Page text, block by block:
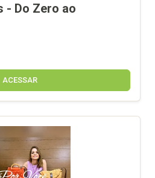
- Do Zero ao
ACESSAR